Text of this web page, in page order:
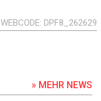
WEBCODE DPF8_262629
» MEHR NEWS